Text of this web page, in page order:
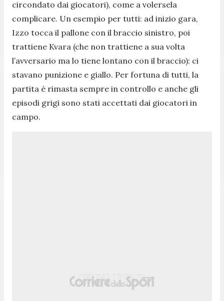
circondato dai giocatori), come a volersela
complicare. Un esempio per tutti: ad inizio gara,
Izzo tocca il pallone con il braccio sinistro, poi
trattiene Kvara (che non trattiene a sua volta
l’avversario ma lo tiene lontano con il braccio): ci
stavano punizione e giallo. Per fortuna di tutti, la
partita è rimasta sempre in controllo e anche gli
episodi grigi sono stati accettati dai giocatori in
campo.